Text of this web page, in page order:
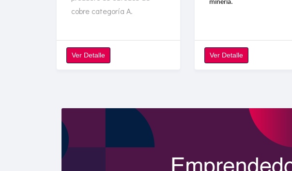
cobre categoría A.
Ver Detalle
minería.
Ver Detalle